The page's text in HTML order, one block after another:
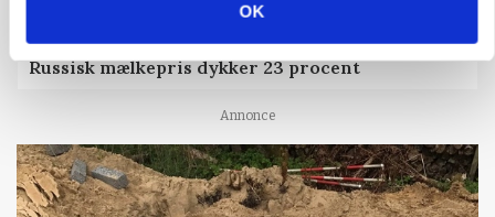
OK
MARKED
Russisk mælkepris dykker 23 procent
Annonce